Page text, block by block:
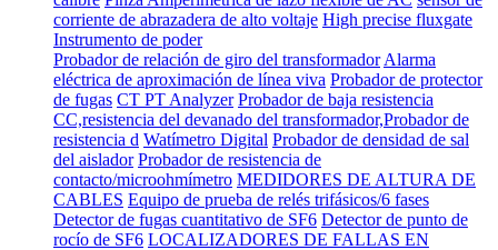
corriente de abrazadera de alto voltaje High precise fluxgate
Instrumento de poder
Probador de relación de giro del transformador Alarma
eléctrica de aproximación de línea viva Probador de protector
de fugas CT PT Analyzer Probador de baja resistencia
CC,resistencia del devanado del transformador,Probador de
resistencia d Watímetro Digital Probador de densidad de sal
del aislador Probador de resistencia de
contacto/microohmímetro MEDIDORES DE ALTURA DE
CABLES Equipo de prueba de relés trifásicos/6 fases
Detector de fugas cuantitativo de SF6 Detector de punto de
rocío de SF6 LOCALIZADORES DE FALLAS EN